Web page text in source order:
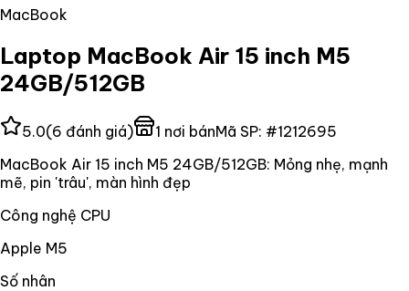
MacBook
Laptop MacBook Air 15 inch M5
24GB/512GB
5.0(6 đánh giá) 1 nơi bánMã SP: #1212695
MacBook Air 15 inch M5 24GB/512GB: Mỏng nhẹ, mạnh
mẽ, pin 'trâu', màn hình đẹp
Công nghệ CPU
Apple M5
Số nhân